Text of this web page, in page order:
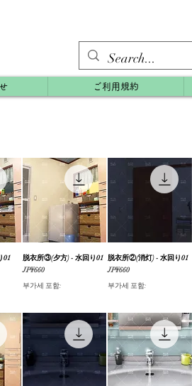
ご利用規約
01
제품보기
脱衣所③(夕方) - 水回り01
가격
JP¥660
부가세 포함:
제품보기
脱衣所②(消灯) - 水回り01
가격
JP¥660
부가세 포함: